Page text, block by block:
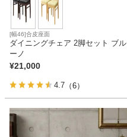
[幅46]合皮座面
ダイニングチェア 2脚セット ブル
ーノ
¥21,000
4.7 （6）